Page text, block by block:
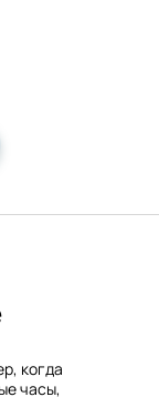
когда
часы,